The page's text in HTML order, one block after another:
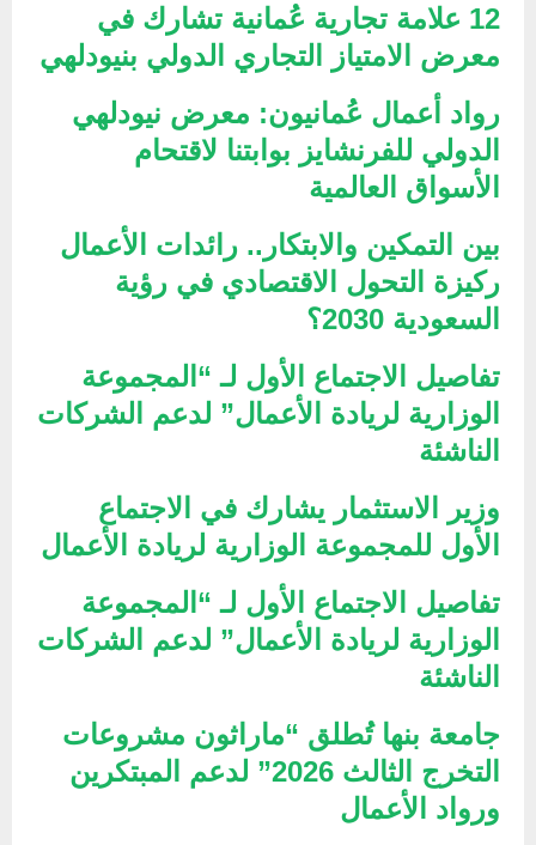
12 علامة تجارية عُمانية تشارك في
معرض الامتياز التجاري الدولي بنيودلهي
رواد أعمال عُمانيون: معرض نيودلهي
الدولي للفرنشايز بوابتنا لاقتحام
الأسواق العالمية
بين التمكين والابتكار.. رائدات الأعمال
ركيزة التحول الاقتصادي في رؤية
السعودية 2030؟
تفاصيل الاجتماع الأول لـ “المجموعة
الوزارية لريادة الأعمال” لدعم الشركات
الناشئة
وزير الاستثمار يشارك في الاجتماع
الأول للمجموعة الوزارية لريادة الأعمال
تفاصيل الاجتماع الأول لـ “المجموعة
الوزارية لريادة الأعمال” لدعم الشركات
الناشئة
جامعة بنها تُطلق “ماراثون مشروعات
التخرج الثالث 2026” لدعم المبتكرين
ورواد الأعمال